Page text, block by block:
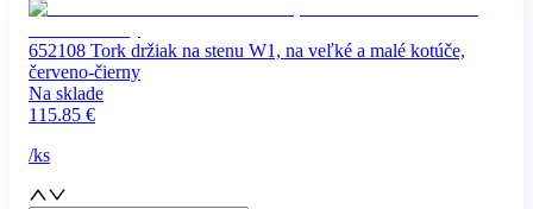
652108 Tork držiak na stenu W1, na veľké a malé kotúče,
červeno-čierny
Na sklade
115.85 €
/ks